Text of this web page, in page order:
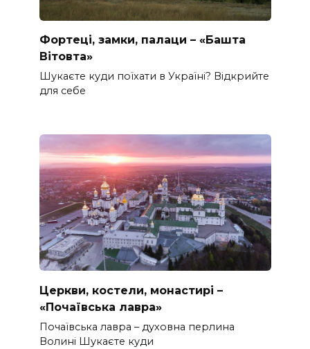
Фортеці, замки, палаци – «Башта
Вітовта»
Шукаєте куди поїхати в Україні? Відкрийте
для себе
Церкви, костели, монастирі –
«Почаївська лавра»
Почаївська лавра – духовна перлина
Волині Шукаєте куди